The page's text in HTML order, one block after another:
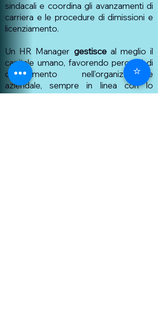
sindacali e coordina gli avanzamenti di
carriera e le procedure di dimissioni e
licenziamento.
Un HR Manager gestisceal meglio il
capitale umano, favorendo percorsi di
cambiamento nell’organizzazione
aziendale, sempre in linea con lo
sviluppo e l’evoluzione delle tendenze
⭐